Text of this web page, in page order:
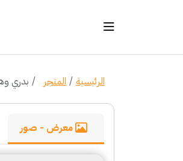
الرئيسية المتجر بدري
معرض - صور